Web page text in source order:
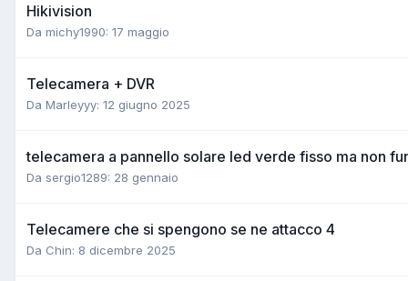
Hikivision
Da michy1990: 17 maggio
Telecamera + DVR
Da Marleyyy: 12 giugno 2025
telecamera a pannello solare led verde fisso ma non
Da sergio1289: 28 gennaio
Telecamere che si spengono se ne attacco 4
Da Chin: 8 dicembre 2025